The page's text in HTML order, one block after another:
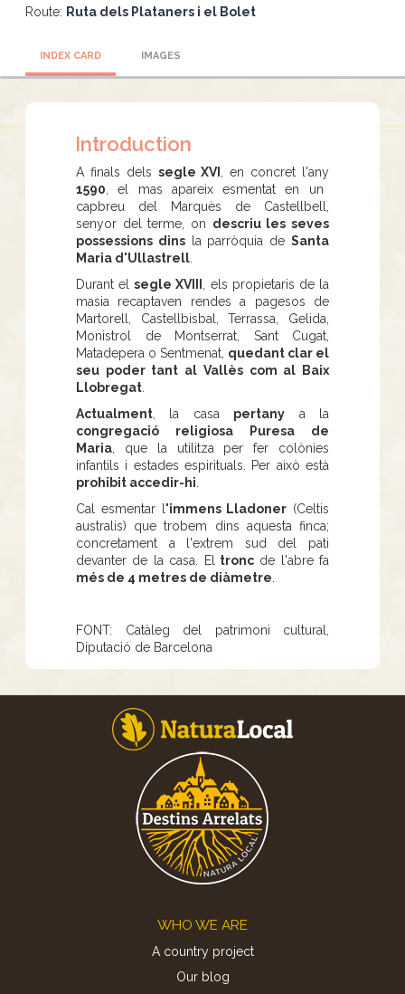
Route: Ruta dels Plataners i el Bolet
INDEX CARD IMAGES
Introduction
A finals dels segle XVI
, en concret l'any
1590 , el mas apareix esmentat en un
capbreu del Marquès de Castellbell,
senyor del terme, on descriu les seves
possessions dinsla parròquia deSanta
Maria d'Ullastrell
Durant elsegle XVIII
, els propietaris de la
masia recaptaven rendes a pagesos de
Martorell, Castellbisbal, Terrassa, Gelida,
Monistrol de Montserrat, Sant Cugat,
Matadepera o Sentmenat, quedant clar el
seu poder tant al Vallès com al Baix
Llobregat
Actualment , la casa pertany a la
congregació religiosa Puresa de
Maria , que la utilitza per fer colònies
infantils i estades espirituals. Per això està
prohibit accedir-hi
Cal esmentar l 'immens Lladoner (Celtis
australis) que trobem dins aquesta finca;
concretament a l'extrem sud del pati
devanter de la casa. El
troncde l'abre fa
més de 4 metres de diàmetre
FONT: Catàleg del patrimoni cultural,
Diputació de Barcelona
WHO WE ARE
A country project
Our blog